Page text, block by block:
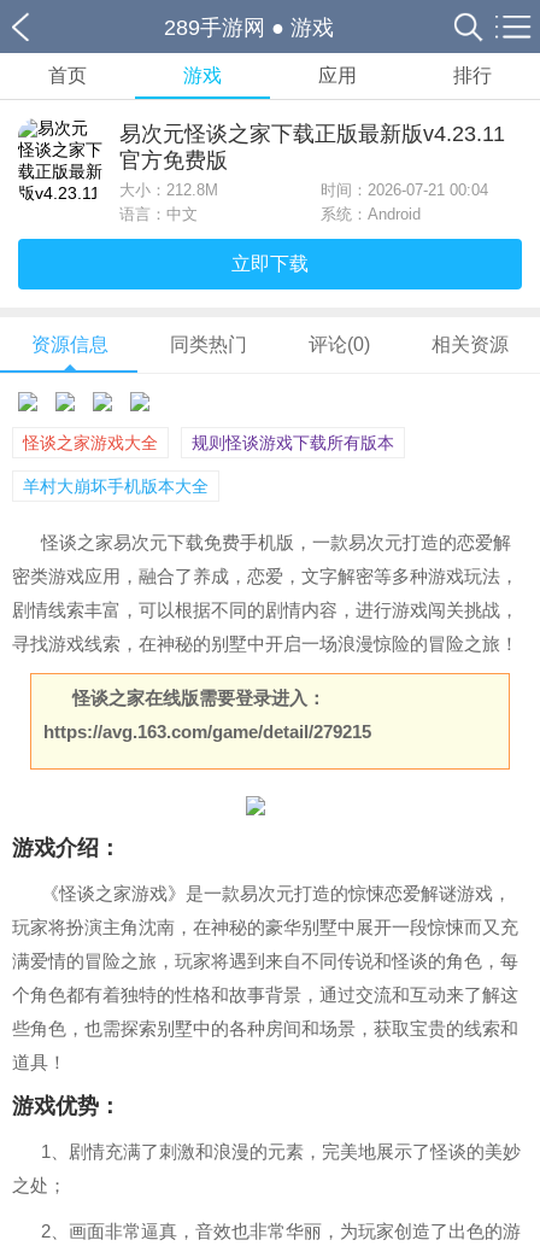
289手游网 ● 游戏
首页 游戏 应用 排行
易次元怪谈之家下载正版最新版v4.23.11
官方免费版
大小： 212.8M
时间：2026-07-21 00:04
语言：中文
系统：Android
立即下载
资源信息 同类热门 评论(0) 相关资源
怪谈之家游戏大全 规则怪谈游戏下载所有版本
羊村大崩坏手机版本大全
怪谈之家易次元下载免费手机版，一款易次元打造的恋爱解
密类游戏应用，融合了养成，恋爱，文字解密等多种游戏玩法，
剧情线索丰富，可以根据不同的剧情内容，进行游戏闯关挑战，
寻找游戏线索，在神秘的别墅中开启一场浪漫惊险的冒险之旅！
怪谈之家在线版需要登录进入：
https://avg.163.com/game/detail/279215
游戏介绍：
《怪谈之家游戏》是一款易次元打造的惊悚恋爱解谜游戏，
玩家将扮演主角沈南，在神秘的豪华别墅中展开一段惊悚而又充
满爱情的冒险之旅，玩家将遇到来自不同传说和怪谈的角色，每
个角色都有着独特的性格和故事背景，通过交流和互动来了解这
些角色，也需探索别墅中的各种房间和场景，获取宝贵的线索和
道具！
游戏优势：
1、剧情充满了刺激和浪漫的元素，完美地展示了怪谈的美妙
之处；
2、画面非常逼真，音效也非常华丽，为玩家创造了出色的游